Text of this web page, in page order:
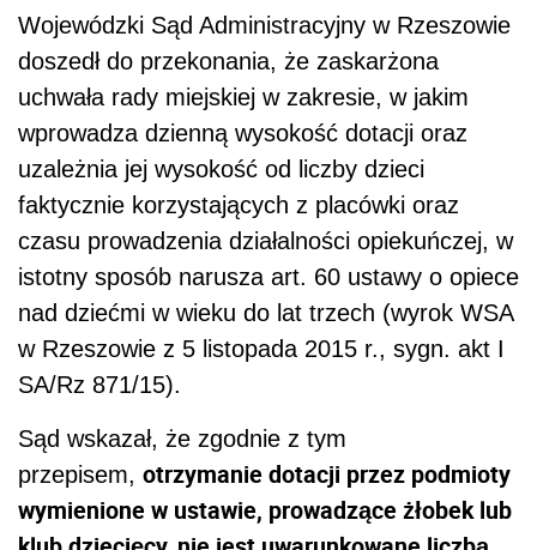
Wojewódzki Sąd Administracyjny w Rzeszowie
doszedł do przekonania, że zaskarżona
uchwała rady miejskiej w zakresie, w jakim
wprowadza dzienną wysokość dotacji oraz
uzależnia jej wysokość od liczby dzieci
faktycznie korzystających z placówki oraz
czasu prowadzenia działalności opiekuńczej, w
istotny sposób narusza art. 60 ustawy o opiece
nad dziećmi w wieku do lat trzech (wyrok WSA
w Rzeszowie z 5 listopada 2015 r., sygn. akt I
SA/Rz 871/15).
Sąd wskazał, że zgodnie z tym
przepisem, otrzymanie dotacji przez podmioty
wymienione w ustawie, prowadzące żłobek lub